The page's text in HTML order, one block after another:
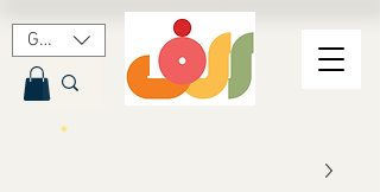
GBP (£)